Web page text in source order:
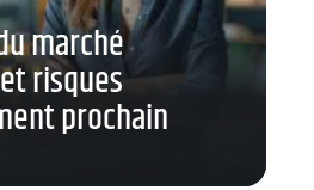
marché
risques
prochain